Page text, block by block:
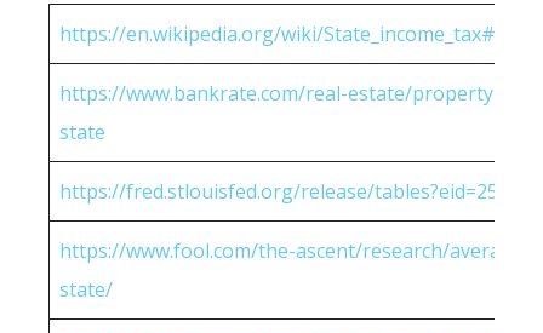
https://en.wikipedia.org/wiki/
https://www.bankrate.com/real-estate/property-
state
https://fred.stlouisfed.org/release/
https://www.fool.com/the-ascent/research/average-
state/